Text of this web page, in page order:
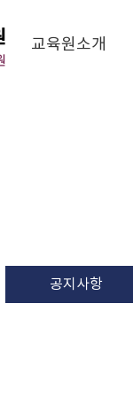
교육원소개
공지사항